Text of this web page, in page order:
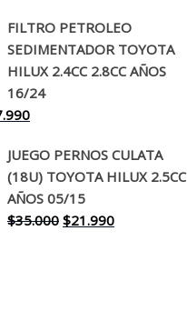
actual
es:
$199.990.
FILTRO PETROLEO
SEDIMENTADOR TOYOTA
HILUX 2.4CC 2.8CC AÑOS
16/24
El
actual
es:
$17.990.
JUEGO PERNOS CULATA
(18U) TOYOTA HILUX 2.5CC
AÑOS 05/15
$35.000 El
$21.990El